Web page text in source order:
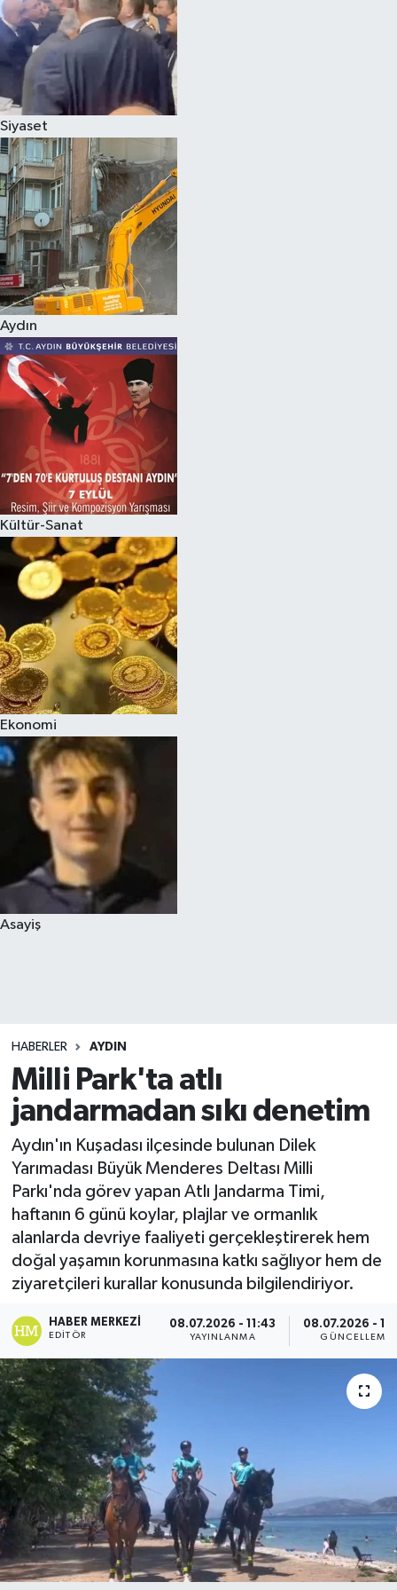
Siyaset
Aydın
Kültür-Sanat
Ekonomi
Asayiş
HABERLER AYDIN
Milli Park'ta atlı
jandarmadan sıkı denetim
Aydın'ın Kuşadası ilçesinde bulunan Dilek
Yarımadası Büyük Menderes Deltası Milli
Parkı'nda görev yapan Atlı Jandarma Timi,
haftanın 6 günü koylar, plajlar ve ormanlık
alanlarda devriye faaliyeti gerçekleştirerek hem
doğal yaşamın korunmasına katkı sağlıyor hem de
ziyaretçileri kurallar konusunda bilgilendiriyor.
HABER MERKEZI
EDITÖR
08.07.2026 - 11:43
YAYINLANMA
08.07.2026 -
GÜNCELLEME
Magazin